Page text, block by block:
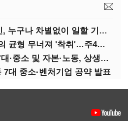
이재명 "나도 장애인, 누구나 차별없이 일할 기회 중요"
이재명 "대·중소 힘의 균형 무너져 '착취'…주4일제, 가야할 길"
'다시 공정' 이재명 "대·중소 및 자본·노동, 상생하는 공정한 성장"
7대 중소·벤처기업 공약 발표